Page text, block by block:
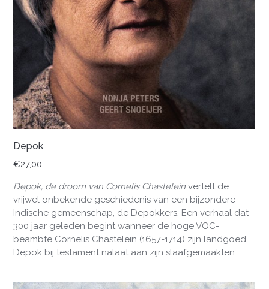
Depok
€27,00
Depok, de droom van Cornelis Chastelein vertelt de
vrijwel onbekende geschiedenis van een bijzondere
Indische gemeenschap, de Depokkers. Een verhaal dat
300 jaar geleden begint wanneer de hoge VOC-
beambte Cornelis Chastelein (1657-1714) zijn landgoed
Depok bij testament nalaat aan zijn slaafgemaakten.